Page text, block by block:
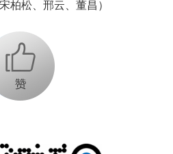
柏松、邢云、董昌）
+1